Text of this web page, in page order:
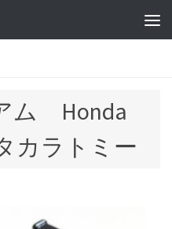
ム Honda
カラトミー